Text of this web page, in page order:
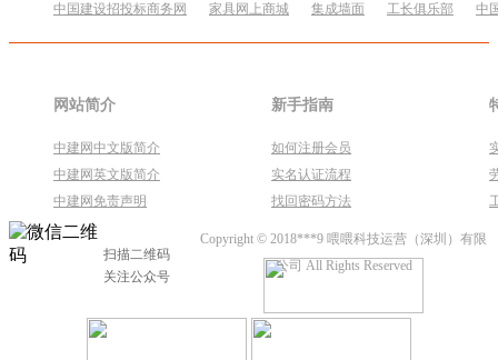
中国建设招投标商务网 家具网上商城 集成墙面 工长俱乐部 中
网站简介
中建网中文版简介
中建网英文版简介
中建网免责声明
新手指南
如何注册会员
实名认证流程
找回密码方法
扫描二维码
关注公众号
Copyright © 2018***9 喂喂科技运营（深圳）有限
公司 All Rights Reserved